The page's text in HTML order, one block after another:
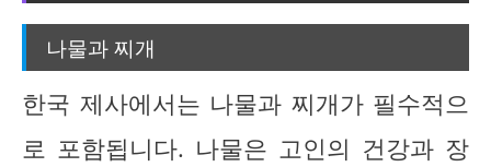
나물과 찌개
한국 제사에서는 나물과 찌개가 필수적으
로 포함됩니다. 나물은 고인의 건강과 장